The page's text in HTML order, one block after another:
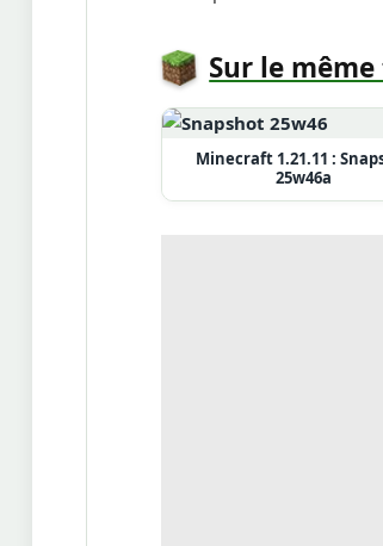
Sur le
Minecraft 1.21.11 :
25w46a